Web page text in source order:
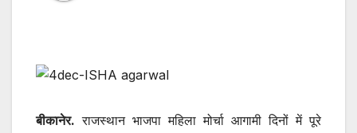
बीकानेर. राजस्थान भाजपा महिला मोर्चा आगामी दिनों में पूरे